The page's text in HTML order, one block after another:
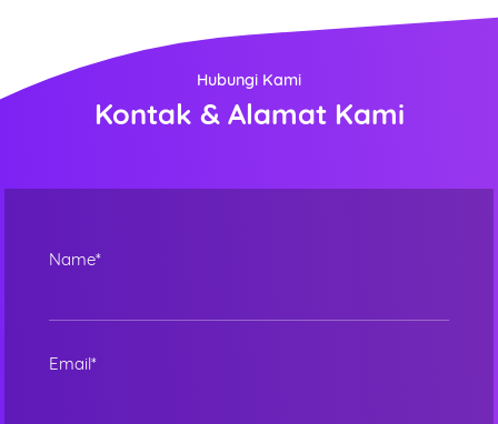
Hubungi Kami
Kontak & Alamat Kami
Name*
Email*